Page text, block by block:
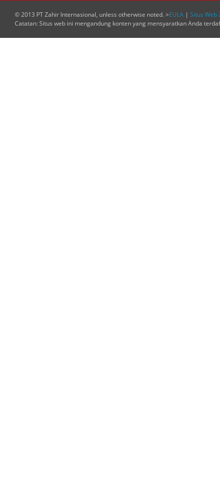
© 2013 PT Zahir Internasional, unless otherwise noted. >EULA | Situs Web
Catatan: Situs web ini mengandung konten yang mensyaratkan Anda